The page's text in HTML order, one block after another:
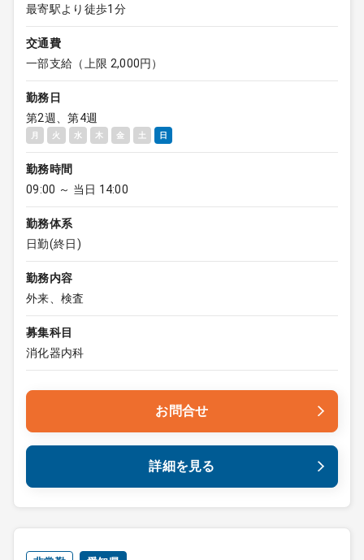
最寄駅より徒歩1分
交通費
一部支給（上限 2,000円）
勤務日
第2週、第4週
月 火 水 木 金 土 日
勤務時間
09:00 ～ 当日 14:00
勤務体系
日勤(終日)
勤務内容
外来、検査
募集科目
消化器内科
お問合せ
詳細を見る